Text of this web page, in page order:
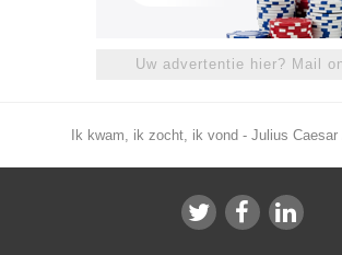
Uw advertentie hier? Mail
Ik kwam, ik zocht, ik vond - Julius Caesar